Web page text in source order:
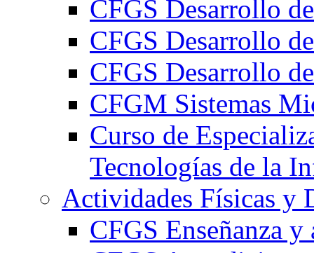
CFGS Desarrollo
CFGS Desarrollo
CFGS Desarrollo
CFGM Sistemas
Curso de
Tecnologías de la
Actividades Físicas y
CFGS Enseñanza